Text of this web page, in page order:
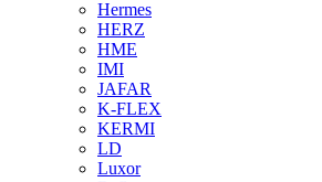
Hermes
HERZ
HME
IMI
JAFAR
K-FLEX
KERMI
LD
Luxor